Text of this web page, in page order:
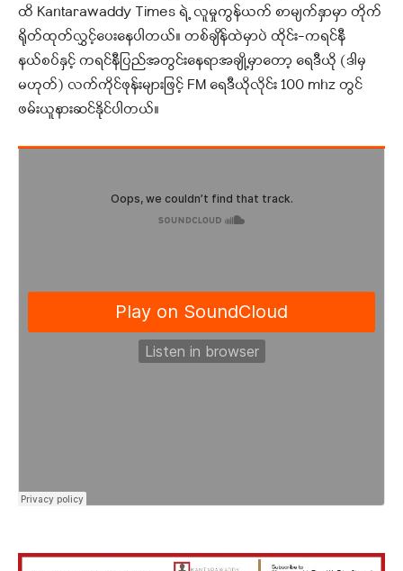
ထိ Kantarawaddy Times ရဲ့ လူမှုကွန်ယက် စာမျက်နှာမှာ တိုက်
ရိုတ်ထုတ်လွှင့်ပေးနေပါတယ်။ တစ်ချိန်ထဲမှာပဲ ထိုင်း-ကရင်နီ
နယ်စပ်နှင့် ကရင်နီပြည်အတွင်းနေရာအချို့မှာတော့ ရေဒီယို (ဒါမှ
မဟုတ်) လက်ကိုင်ဖုန်းများဖြင့် FM ရေဒီယိုလိုင်း 100 mhz တွင်
ဖမ်းယူနားဆင်နိုင်ပါတယ်။